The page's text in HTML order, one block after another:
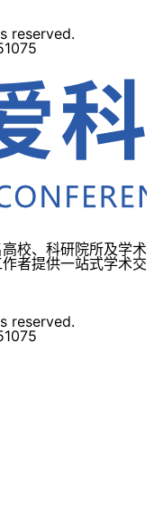
reserved.
校、科研院所及学术
者提供一站式学术交
reserved.